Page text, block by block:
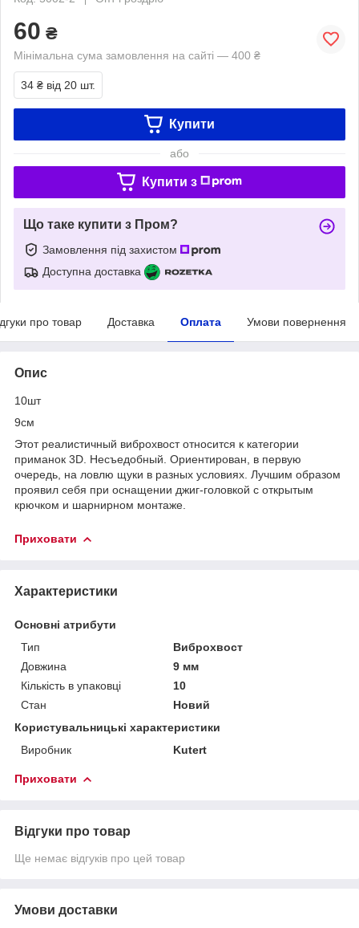
60 ₴
Мінімальна сума замовлення на сайті — 400 ₴
34 ₴ від 20 шт.
Купити
або
Купити з
Що таке купити з Пром?
Замовлення під захистом
Доступна доставка
про товар Доставка Оплата Умови повернення
Опис
10шт
9см
Этот реалистичный виброхвост относится к категории
приманок 3D. Несъедобный. Ориентирован, в первую
очередь, на ловлю щуки в разных условиях. Лучшим образом
проявил себя при оснащении джиг-головкой с открытым
крючком и шарнирном монтаже.
Приховати
Характеристики
Основні атрибути
Тип
Виброхвост
Довжина
9 мм
Кількість в упаковці
10
Стан
Новий
Користувальницькі характеристики
Виробник
Kutert
Приховати
Відгуки про товар
Ще немає відгуків про цей товар
Умови доставки